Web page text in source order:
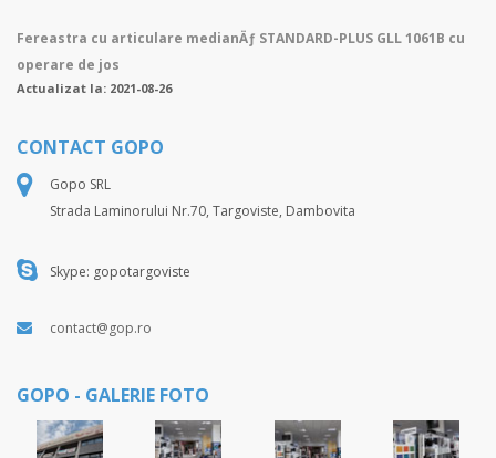
Fereastra cu articulare medianÄƒ STANDARD-PLUS GLL 1061B cu
operare de jos
Actualizat la: 2021-08-26
CONTACT GOPO
Gopo SRL
Strada Laminorului Nr.70, Targoviste, Dambovita
Skype: gopotargoviste
contact@gop.ro
GOPO - GALERIE FOTO